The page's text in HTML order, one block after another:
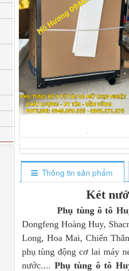
Thông tin sản phẩm
Két
Phụ tùng ô tô
Dongfeng Hoàng Huy,
Long, Hoa Mai, Chiến
phụ tùng động cơ lai máy
nước.... Phụ tùng ô tô